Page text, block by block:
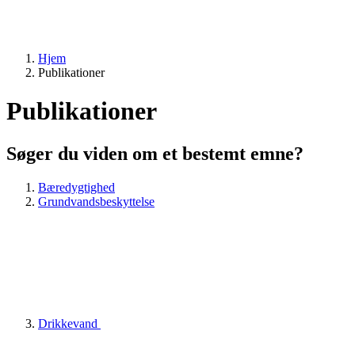
Hjem
Publikationer
Publikationer
Søger du viden om et bestemt emne?
Bæredygtighed
Grundvandsbeskyttelse
Drikkevand